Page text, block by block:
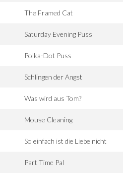
The Framed Cat
Saturday Evening Puss
Polka-Dot Puss
Schlingen der Angst
Was wird aus Tom?
Mouse Cleaning
So einfach ist die Liebe nicht
Part Time Pal